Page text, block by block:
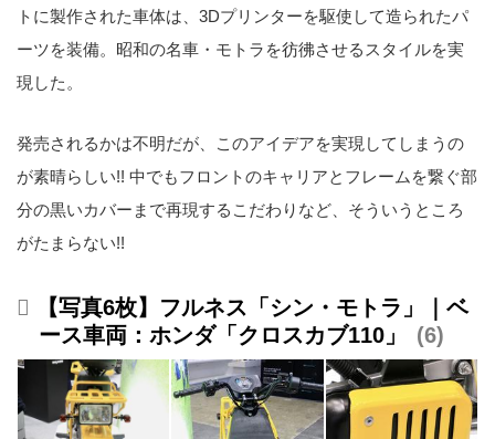
トに製作された車体は、3Dプリンターを駆使して造られたパ
ーツを装備。昭和の名車・モトラを彷彿させるスタイルを実
現した。
発売されるかは不明だが、このアイデアを実現してしまうの
が素晴らしい!! 中でもフロントのキャリアとフレームを繋ぐ部
分の黒いカバーまで再現するこだわりなど、そういうところ
がたまらない!!
【写真6枚】フルネス「シン・モトラ」｜ベ
ース車両：ホンダ「クロスカブ110」
6